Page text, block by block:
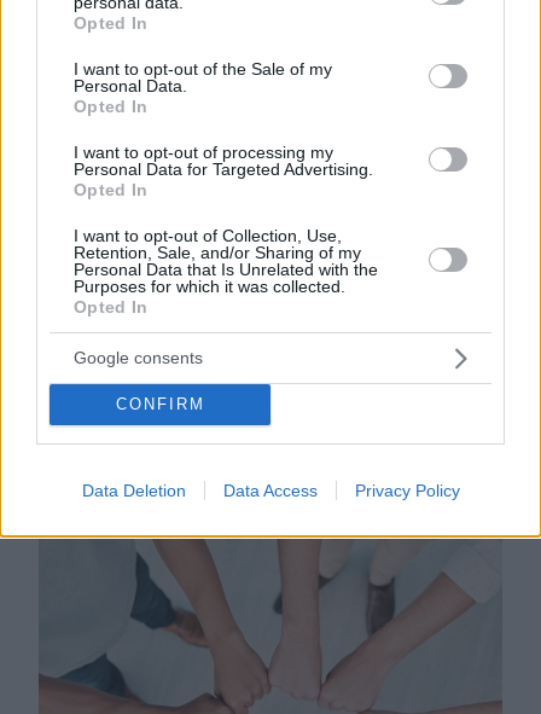
grant or deny consent to Google and its third-party tags to
use your data for below specified purposes in below Google
consent section.
Opted In
I want to opt-out of the Sale of my
Personal Data.
Opted In
I want to opt-out of processing my
Personal Data for Targeted Advertising.
Opted In
I want to opt-out of Collection, Use,
Retention, Sale, and/or Sharing of my
Personal Data that Is Unrelated with the
Purposes for which it was collected.
Opted In
Google consents
CONFIRM
Data Deletion Data Access Privacy Policy
Η εταιρεία επικεντρώνεται στη δημιουργία
ενός δυναμικού εργασιακού περιβάλλοντος
που ενθαρρύνει την αυθεντικότητα και την
φιλοσοφία της αντικατοπτρίζεται στο "Be
You, Be Bayer", προάγοντας τόσο τη
εργαζομένων. Η Bayer Ελλάς επιδιώκει να
ενδυναμώσει τους υπαλλήλους της να
εξελίσσονται, να δημιουργούν και να
αναδεικνύουν την καλύτερη εκδοχή του
εαυτού τους, προσφέροντας ένα
υποστηρικτικό και εμπνευσμένο περιβάλλον
εργασίας.